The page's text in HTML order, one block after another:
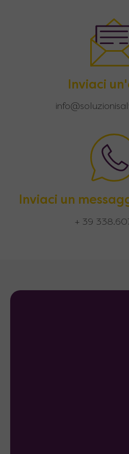
Inviaci
Inviaci un
+ 39